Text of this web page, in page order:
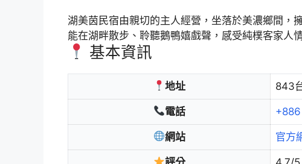
湖美茵民宿由親切的主人經營，坐落於美濃鄉間，
能在湖畔散步、聆聽鵝鴨嬉戲聲，感受純樸客家人
基本資訊
地址 843
電話
網站 官方